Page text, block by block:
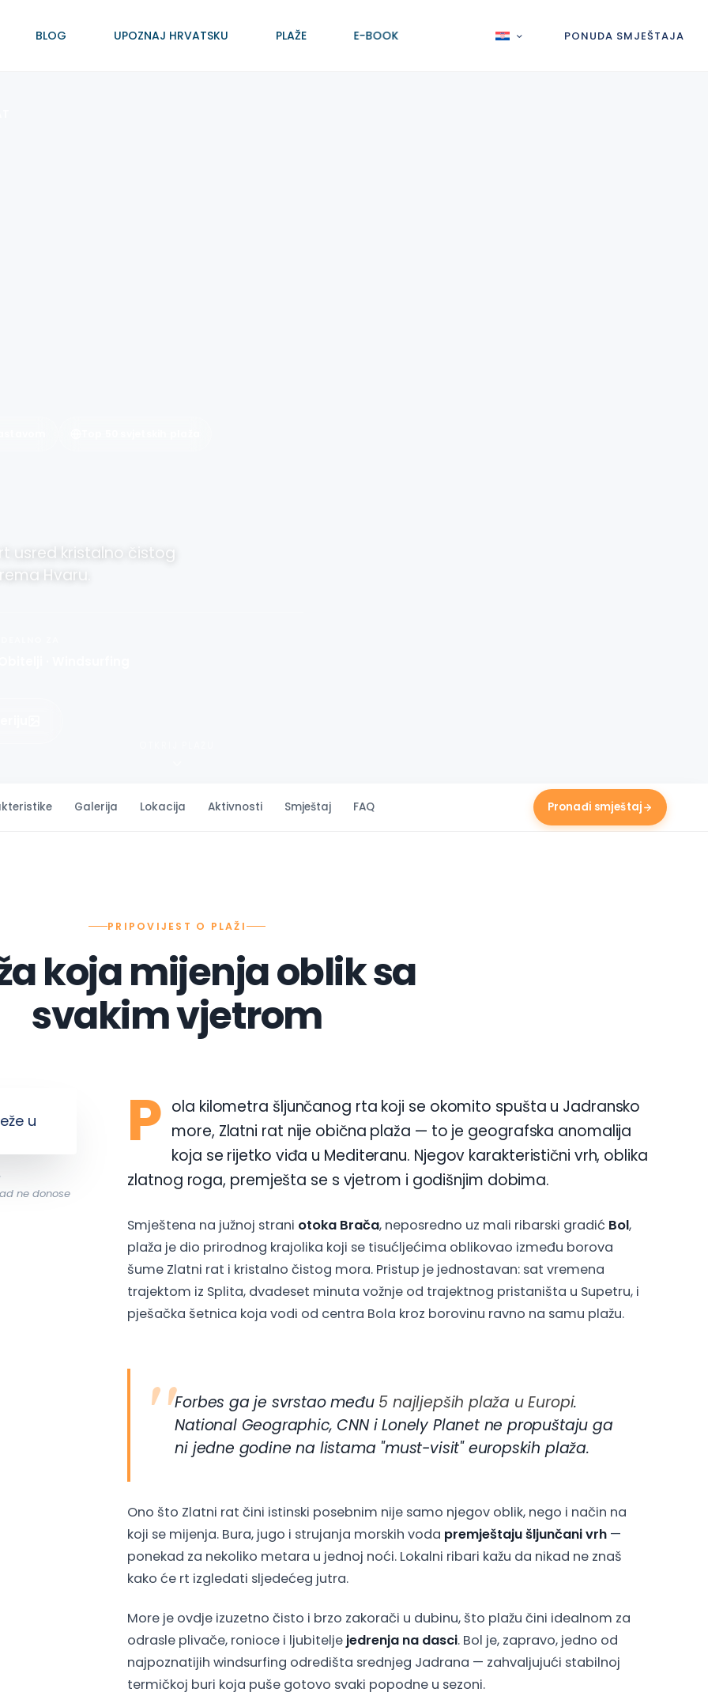
BLOG UPOZNAJ HRVATSKU PLAŽE E-BOOK PONUDA SMJEŠTAJA
usred kristalno čistog
Hvaru.
Galerija Lokacija Aktivnosti Smještaj FAQ Pronađi smještaj
PRIPOVIJEST O PLAŽI
koja mijenja oblik sa
svakim vjetrom
ne donose
P ola kilometra šljunčanog rta koji se okomito spušta u Jadransko
more, Zlatni rat nije obična plaža — to je geografska anomalija
koja se rijetko viđa u Mediteranu. Njegov karakteristični vrh, oblika
zlatnog roga, premješta se s vjetrom i godišnjim dobima.
Smještena na južnoj strani otoka Brača, neposredno uz mali ribarski gradić Bol,
plaža je dio prirodnog krajolika koji se tisućljećima oblikovao između borova
šume Zlatni rat i kristalno čistog mora. Pristup je jednostavan: sat vremena
trajektom iz Splita, dvadeset minuta vožnje od trajektnog pristaništa u Supetru, i
pješačka šetnica koja vodi od centra Bola kroz borovinu ravno na samu plažu.
Forbes ga je svrstao među 5 najljepših plaža u Europi.
National Geographic, CNN i Lonely Planet ne propuštaju ga
ni jedne godine na listama "must-visit" europskih plaža.
Ono što Zlatni rat čini istinski posebnim nije samo njegov oblik, nego i način na
koji se mijenja. Bura, jugo i strujanja morskih voda premještaju šljunčani vrh —
ponekad za nekoliko metara u jednoj noći. Lokalni ribari kažu da nikad ne znaš
kako će rt izgledati sljedećeg jutra.
More je ovdje izuzetno čisto i brzo zakorači u dubinu, što plažu čini idealnom za
odrasle plivače, ronioce i ljubitelje jedrenja na dasci. Bol je, zapravo, jedno od
najpoznatijih windsurfing odredišta srednjeg Jadrana — zahvaljujući stabilnoj
termičkoj buri koja puše gotovo svaki popodne u sezoni.